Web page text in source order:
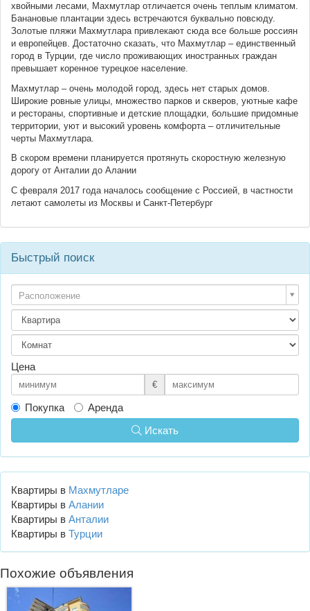
хвойными лесами, Махмутлар отличается очень теплым климатом.
Банановые плантации здесь встречаются буквально повсюду.
Золотые пляжи Махмутлара привлекают сюда все больше россиян
и европейцев. Достаточно сказать, что Махмутлар – единственный
город в Турции, где число проживающих иностранных граждан
превышает коренное турецкое население.
Махмутлар – очень молодой город, здесь нет старых домов.
Широкие ровные улицы, множество парков и скверов, уютные кафе
и рестораны, спортивные и детские площадки, большие придомные
территории, уют и высокий уровень комфорта – отличительные
черты Махмутлара.
В скором времени планируется протянуть скоростную железную
дорогу от Анталии до Алании
С февраля 2017 года началось сообщение с Россией, в частности
летают самолеты из Москвы и Санкт-Петербург
Быстрый поиск
Расположение
Цена
€
Покупка
Аренда
Искать
Квартиры в Махмутларе
Квартиры в Алании
Квартиры в Анталии
Квартиры в Турции
Похожие объявления